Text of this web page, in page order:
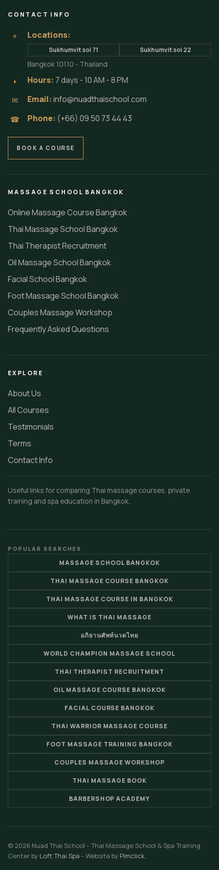
CONTACT INFO
⌖ Locations:
Sukhumvit soi 71 Sukhumvit soi 22
Bangkok 10110 - Thailand
◗ Hours: 7 days - 10 AM - 8 PM
✉ Email:info@nuadthaischool.com
☎ Phone: (+66) 09 50 73 44 43
BOOK A COURSE
MASSAGE SCHOOL BANGKOK
Online Massage Course Bangkok
Thai Massage School Bangkok
Thai Therapist Recruitment
Oil Massage School Bangkok
Facial School Bangkok
Foot Massage School Bangkok
Couples Massage Workshop
Frequently Asked Questions
EXPLORE
About Us
All Courses
Testimonials
Terms
Contact Info
Useful links for comparing Thai massage courses, private
training and spa education in Bangkok.
POPULAR SEARCHES
MASSAGE SCHOOL BANGKOK
THAI MASSAGE COURSE BANGKOK
THAI MASSAGE COURSE IN BANGKOK
WHAT IS THAI MASSAGE
อภิธานศัพท์นวดไทย
WORLD CHAMPION MASSAGE SCHOOL
THAI THERAPIST RECRUITMENT
OIL MASSAGE COURSE BANGKOK
FACIAL COURSE BANGKOK
THAI WARRIOR MASSAGE COURSE
FOOT MASSAGE TRAINING BANGKOK
COUPLES MASSAGE WORKSHOP
THAI MASSAGE BOOK
BARBERSHOP ACADEMY
© 2026 Nuad Thai School - Thai Massage School & Spa Training
Center by Loft Thai Spa - Website by Pimclick.